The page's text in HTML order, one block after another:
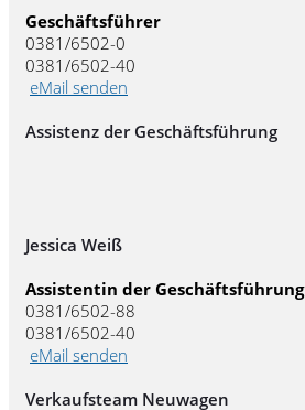
Geschäftsführer
0381/6502-0
0381/6502-40
eMail senden
Assistenz der Geschäftsführung
Jessica Weiß
Assistentin der Geschäftsführung
0381/6502-88
0381/6502-40
eMail senden
Verkaufsteam Neuwagen